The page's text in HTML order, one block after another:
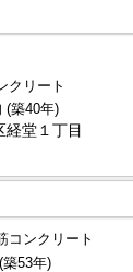
クリート
(築40年)
経堂１丁目
コンクリート
(築53年)